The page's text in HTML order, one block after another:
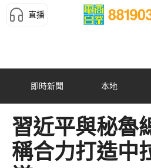
直播
即時新聞 本地
習近平與秘魯
稱合力打造中